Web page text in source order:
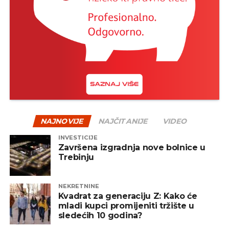
istorija je više puta pokazala da su strpljivi investitori
na kraju često nagrađeni.
Jedan od načina za ublažavanje rizika jeste
diverzifikacija – odnosno raspodjela sredstava na
mješovite i alternativne fondove. Na taj način se
smanjuje zavisnost od jednog tržišta ili sektora, a
Zaključak
NAJNOVIJE NAJČITANIJE VIDEO
INVESTICIJE
Završena izgradnja nove bolnice u
Trebinju
NEKRETNINE
Kvadrat za generaciju Z: Kako će
mladi kupci promijeniti tržište u
sledećih 10 godina?